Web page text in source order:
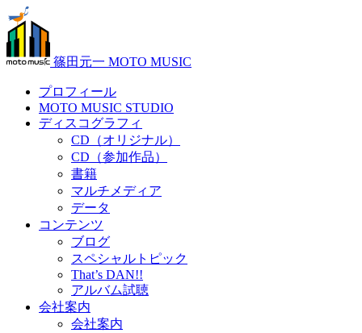
篠田元一 MOTO MUSIC
プロフィール
MOTO MUSIC STUDIO
ディスコグラフィ
CD（オリジナル）
CD（参加作品）
書籍
マルチメディア
データ
コンテンツ
ブログ
スペシャルトピック
That’s DAN!!
アルバム試聴
会社案内
会社案内